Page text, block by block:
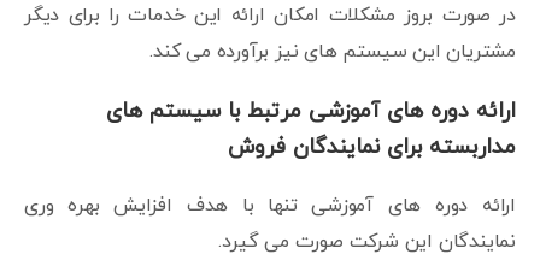
در صورت بروز مشکلات امکان ارائه این خدمات را برای دیگر
مشتریان این سیستم های نیز برآورده می کند.
ارائه دوره های آموزشی مرتبط با سیستم های
مداربسته برای نمایندگان فروش
ارائه دوره های آموزشی تنها با هدف افزایش بهره وری
نمایندگان این شرکت صورت می گیرد.